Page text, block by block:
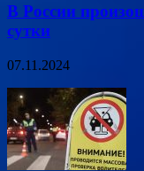
В России
сутки
07.11.2024